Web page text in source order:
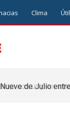
Clima
de Julio